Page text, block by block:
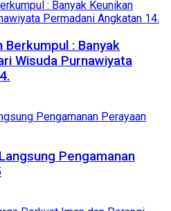
Berkumpul : Banyak
Wisuda Purnawiyata
Pengamanan